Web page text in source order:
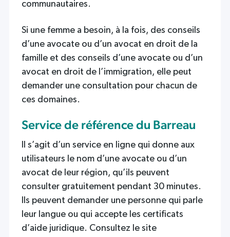
communautaires.
Si une femme a besoin, à la fois, des conseils
d’une avocate ou d’un avocat en droit de la
famille et des conseils d’une avocate ou d’un
avocat en droit de l’immigration, elle peut
demander une consultation pour chacun de
ces domaines.
Service de référence du Barreau
Il s’agit d’un service en ligne qui donne aux
utilisateurs le nom d’une avocate ou d’un
avocat de leur région, qu’ils peuvent
consulter gratuitement pendant 30 minutes.
Ils peuvent demander une personne qui parle
leur langue ou qui accepte les certificats
d’aide juridique. Consultez le site